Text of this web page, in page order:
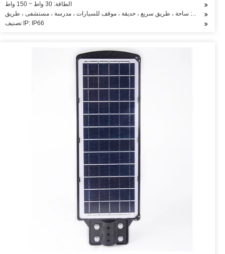
الطاقة: 30 واط ~ 150 واط
التطبيق: ساحة ، طريق سريع ، حديقة ، موقف للسيارات ، مدرسة ، مستشفى ، طريق
تصنيف IP: IP66